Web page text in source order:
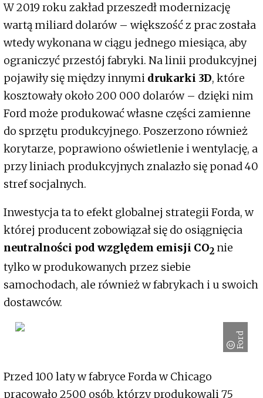
W 2019 roku zakład przeszedł modernizację
wartą miliard dolarów – większość z prac została
wtedy wykonana w ciągu jednego miesiąca, aby
ograniczyć przestój fabryki. Na linii produkcyjnej
pojawiły się między innymi drukarki 3D, które
kosztowały około 200 000 dolarów – dzięki nim
Ford może produkować własne części zamienne
do sprzętu produkcyjnego. Poszerzono również
korytarze, poprawiono oświetlenie i wentylację, a
przy liniach produkcyjnych znalazło się ponad 40
stref socjalnych.
Inwestycja ta to efekt globalnej strategii Forda, w
której producent zobowiązał się do osiągnięcia
neutralności pod względem emisji CO2 nie
tylko w produkowanych przez siebie
samochodach, ale również w fabrykach i u swoich
dostawców.
Ford
Przed 100 laty w fabryce Forda w Chicago
pracowało 2500 osób, którzy produkowali 75